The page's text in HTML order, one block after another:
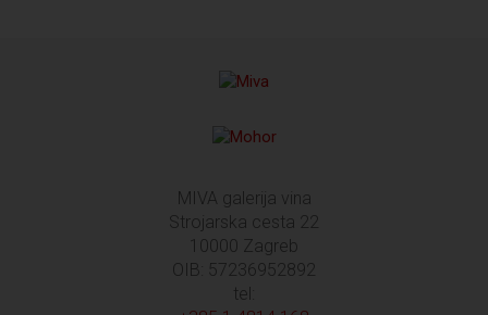
MIVA galerija vina
Strojarska cesta 22
10000 Zagreb
OIB: 57236952892
tel: